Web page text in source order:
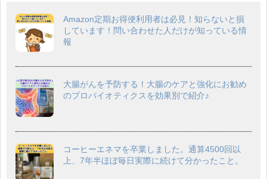
Amazon定期お得便利用者は必見！知らないと損
しています！問い合わせた人だけが知っている情
報
大腸がんを予防する！大腸のケアと強化にお勧め
のプロバイオティクスを効果別で紹介♪
コーヒーエネマを卒業しました。通算4500回以
上、7年半ほぼ毎日実際に続けて分かったこと。